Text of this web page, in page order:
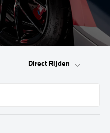
Direct Rijden